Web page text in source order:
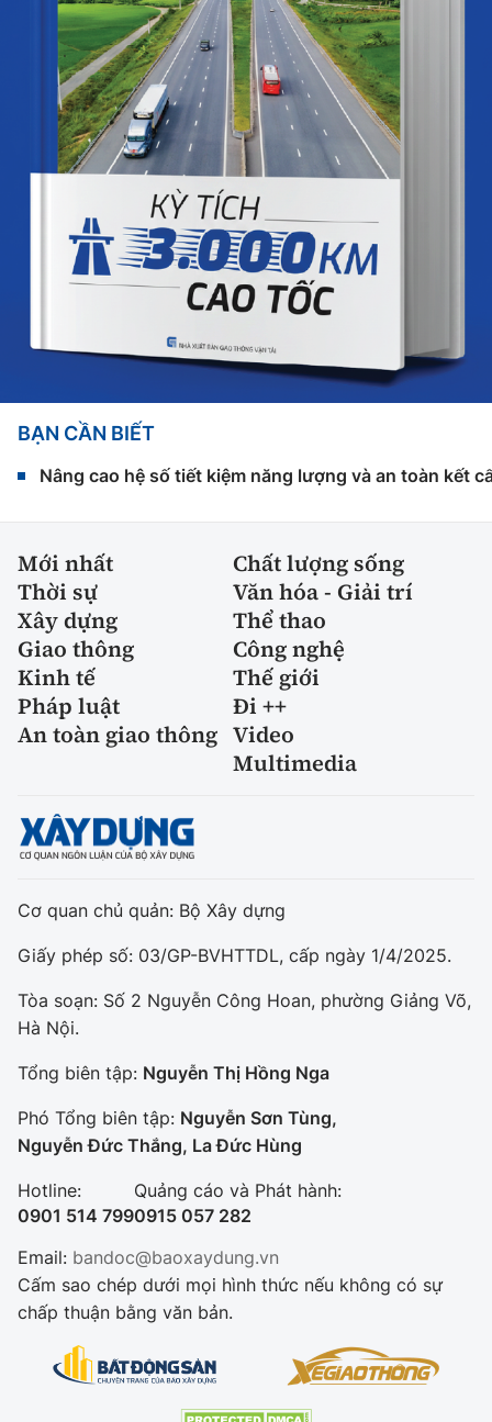
BẠN CẦN BIẾT
Nâng cao hệ số tiết kiệm năng lượng và an toàn kết
Mới nhất
Chất lượng sống
Thời sự
Văn hóa - Giải trí
Xây dựng
Thể thao
Giao thông
Công nghệ
Kinh tế
Thế giới
Pháp luật
Đi ++
An toàn giao thông Video
Multimedia
Cơ quan chủ quản: Bộ Xây dựng
Giấy phép số: 03/GP-BVHTTDL, cấp ngày 1/4/2025.
Tòa soạn: Số 2 Nguyễn Công Hoan, phường Giảng Võ,
Hà Nội.
Tổng biên tập: Nguyễn Thị Hồng Nga
Phó Tổng biên tập: Nguyễn Sơn Tùng,
Nguyễn Đức Thắng, La Đức Hùng
Hotline:
0901 514 799
Quảng cáo và Phát hành:
0915 057 282
Email: bandoc@baoxaydung.vn
Cấm sao chép dưới mọi hình thức nếu không có sự
chấp thuận bằng văn bản.